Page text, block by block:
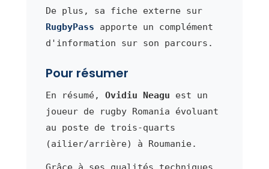
De plus, sa fiche externe sur
RugbyPass apporte un complément
d'information sur son parcours.
Pour résumer
En résumé, Ovidiu Neagu est un
joueur de rugby Romania évoluant
au poste de trois-quarts
(ailier/arrière) à Roumanie.